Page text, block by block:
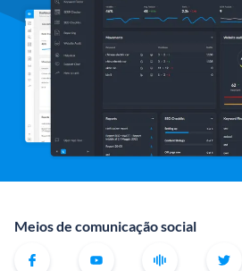
Meios de comunicação social